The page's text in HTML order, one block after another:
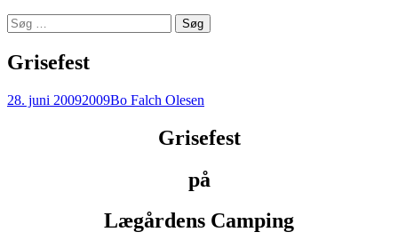
Søg
efter:
Grisefest
28. juni 20092009Bo Falch Olesen
Grisefest
på
Lægårdens Camping